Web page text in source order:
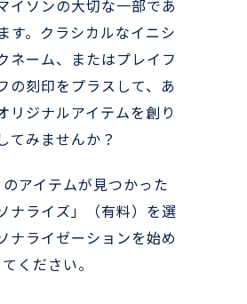
イソンの大切な一部であ
す。クラシカルなイニシ
ネーム、またはプレイフ
の刻印をプラスして、あ
リジナルアイテムを創り
てみませんか？
アイテムが見つかった
ナライズ」（有料）を選
ナライゼーションを始め
てください。